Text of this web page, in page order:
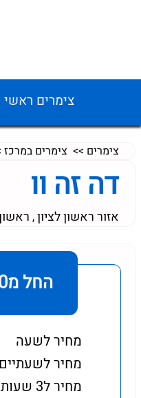
צימרים ראשי
צימרים >> צימרים במרכז
דה זה וו
אזור ראשון לציון,
החל מ₪100
מחיר לשעה
מחיר לשעתיים
מחיר ל3 שעות